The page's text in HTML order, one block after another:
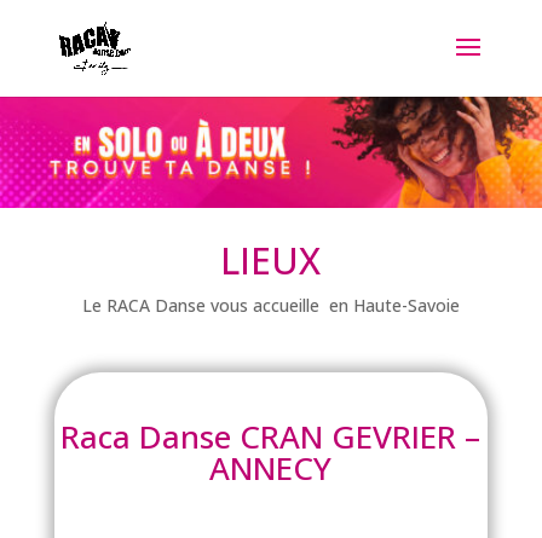
LIEUX
Le RACA Danse vous accueille en Haute-Savoie
Raca Danse CRAN GEVRIER –
ANNECY